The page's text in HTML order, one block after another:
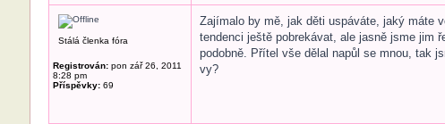
Stálá členka fóra
Registrován:pon zář 26, 2011
8:28 pm
Příspěvky:69
Zajímalo by mě, jak děti uspáváte, jaký máte
tendenci ještě pobrekávat, ale jasně jsme jim
podobně. Přítel vše dělal napůl se mnou, tak
vy?